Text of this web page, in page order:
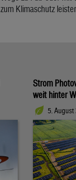
zum Klimaschutz
Strom
weit hinter
5. August